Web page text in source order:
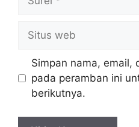
Situs
web
Simpan nama, email,
pada peramban ini
berikutnya.